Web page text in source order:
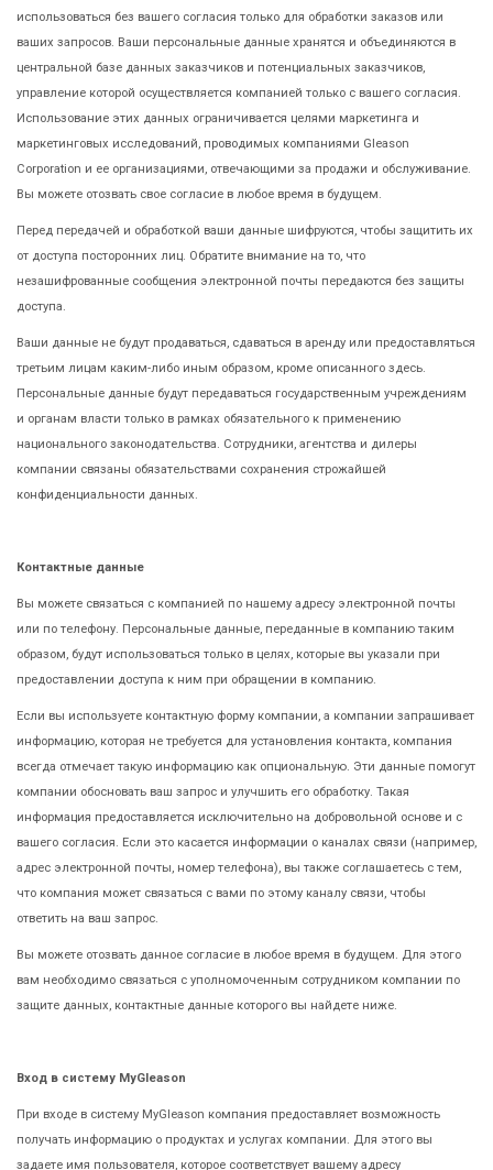
использоваться без вашего согласия только для обработки заказов или
ваших запросов. Ваши персональные данные хранятся и объединяются в
центральной базе данных заказчиков и потенциальных заказчиков,
управление которой осуществляется компанией только с вашего согласия.
Использование этих данных ограничивается целями маркетинга и
маркетинговых исследований, проводимых компаниями Gleason
Corporation и ее организациями, отвечающими за продажи и обслуживание.
Вы можете отозвать свое согласие в любое время в будущем.
Перед передачей и обработкой ваши данные шифруются, чтобы защитить их
от доступа посторонних лиц. Обратите внимание на то, что
незашифрованные сообщения электронной почты передаются без защиты
доступа.
Ваши данные не будут продаваться, сдаваться в аренду или предоставляться
третьим лицам каким-либо иным образом, кроме описанного здесь.
Персональные данные будут передаваться государственным учреждениям
и органам власти только в рамках обязательного к применению
национального законодательства. Сотрудники, агентства и дилеры
компании связаны обязательствами сохранения строжайшей
конфиденциальности данных.
Контактные данные
Вы можете связаться с компанией по нашему адресу электронной почты
или по телефону. Персональные данные, переданные в компанию таким
образом, будут использоваться только в целях, которые вы указали при
предоставлении доступа к ним при обращении в компанию.
Если вы используете контактную форму компании, а компании запрашивает
информацию, которая не требуется для установления контакта, компания
всегда отмечает такую информацию как опциональную. Эти данные помогут
компании обосновать ваш запрос и улучшить его обработку. Такая
информация предоставляется исключительно на добровольной основе и с
вашего согласия. Если это касается информации о каналах связи (например,
адрес электронной почты, номер телефона), вы также соглашаетесь с тем,
что компания может связаться с вами по этому каналу связи, чтобы
ответить на ваш запрос.
Вы можете отозвать данное согласие в любое время в будущем. Для этого
вам необходимо связаться с уполномоченным сотрудником компании по
защите данных, контактные данные которого вы найдете ниже.
Вход в систему MyGleason
При входе в систему MyGleason компания предоставляет возможность
получать информацию о продуктах и услугах компании. Для этого вы
задаете имя пользователя, которое соответствует вашему адресу